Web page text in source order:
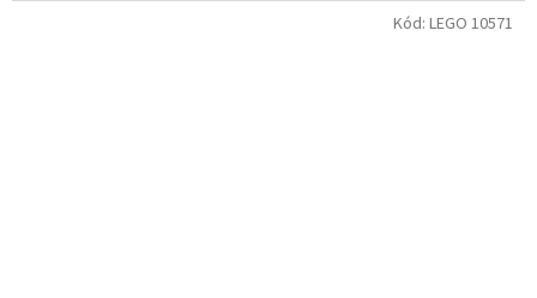
Kód: LEGO 10571